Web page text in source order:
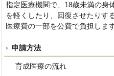
指定医療機関で、18歳未満の身
を軽くしたり、回復させたりす
医療費の一部を公費で負担します
申請方法
育成医療の流れ